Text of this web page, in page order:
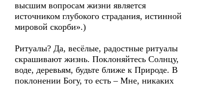
высшим вопросам жизни является
источником глубокого страдания, истинной
мировой скорби».)
Ритуалы? Да, весёлые, радостные ритуалы
скрашивают жизнь. Поклоняйтесь Солнцу,
воде, деревьям, будьте ближе к Природе. В
поклонении Богу, то есть – Мне, никаких